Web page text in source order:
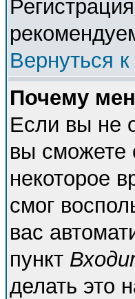
Вернуться
Почему
Если вы не
вы сможете
некоторое
смог
вас
пункт
делать это